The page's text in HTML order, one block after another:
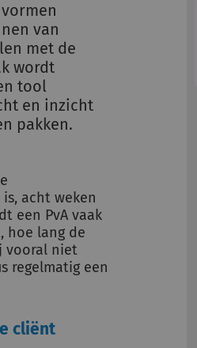
van
met de
wordt
tool
en inzicht
pakken.
acht weken
een PvA vaak
hoe lang de
vooral niet
regelmatig een
cliënt